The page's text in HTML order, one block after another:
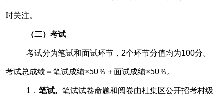
时关注。
（三）考试
考试分为笔试和面试环节，2个环节分值均为100分。
考试总成绩＝笔试成绩×50％＋面试成绩×50％。
1．笔试。笔试试卷命题和阅卷由杜集区公开招考村级